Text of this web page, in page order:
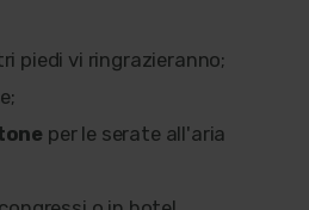
piedi vi ringrazieranno;
per le serate all'aria